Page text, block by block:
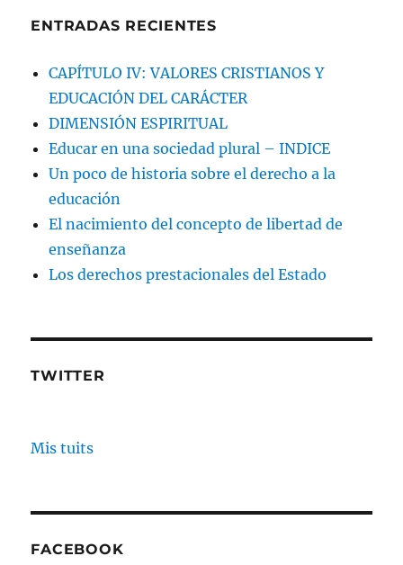
ENTRADAS RECIENTES
CAPÍTULO IV: VALORES CRISTIANOS Y
EDUCACIÓN DEL CARÁCTER
DIMENSIÓN ESPIRITUAL
Educar en una sociedad plural – INDICE
Un poco de historia sobre el derecho a la
educación
El nacimiento del concepto de libertad de
enseñanza
Los derechos prestacionales del Estado
TWITTER
Mis tuits
FACEBOOK